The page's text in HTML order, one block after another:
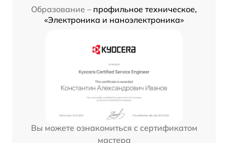
Образование – профильное техническое,
«Электроника и наноэлектроника»
Вы можете ознакомиться с сертификатом
мастера